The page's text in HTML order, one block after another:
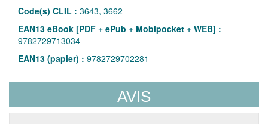
Code(s) CLIL : 3643, 3662
EAN13 eBook [PDF + ePub + Mobipocket + WEB] :
9782729713034
EAN13 (papier) : 9782729702281
AVIS